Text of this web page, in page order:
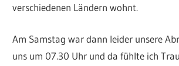
verschiedenen Ländern wohnt.
Am Samstag war dann leider unsere
uns um 07.30 Uhr und da fühlte ich